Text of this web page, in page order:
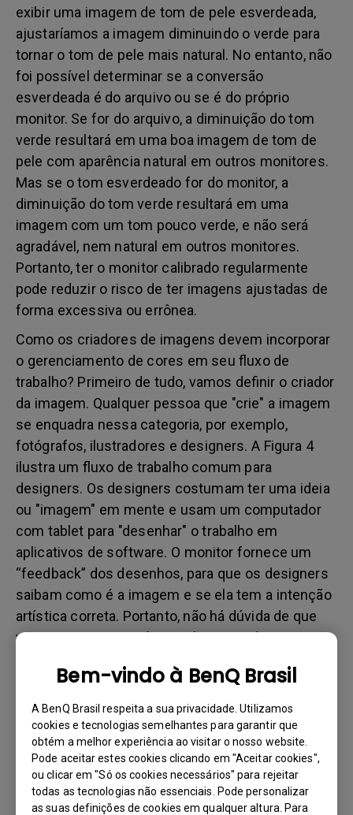
Bem-vindo à BenQ Brasil
A BenQ Brasil respeita a sua privacidade. Utilizamos
cookies e tecnologias semelhantes para garantir que
obtém a melhor experiência ao visitar o nosso website.
Pode aceitar estes cookies clicando em "Aceitar cookies",
ou clicar em "Só os cookies necessários" para rejeitar
todas as tecnologias não essenciais. Pode personalizar
as suas definições de cookies em qualquer altura. Para
exibir uma imagem de tom de pele esverdeada,
ajustaríamos a imagem diminuindo o verde para
tornar o tom de pele mais natural. No entanto, não
foi possível determinar se a conversão
esverdeada é do arquivo ou se é do próprio
monitor. Se for do arquivo, a diminuição do tom
verde resultará em uma boa imagem de tom de
pele com aparência natural em outros monitores.
Mas se o tom esverdeado for do monitor, a
diminuição do tom verde resultará em uma
imagem com um tom pouco verde, e não será
agradável, nem natural em outros monitores.
Portanto, ter o monitor calibrado regularmente
pode reduzir o risco de ter imagens ajustadas de
forma excessiva ou errônea.
Como os criadores de imagens devem incorporar
o gerenciamento de cores em seu fluxo de
trabalho? Primeiro de tudo, vamos definir o criador
da imagem. Qualquer pessoa que "crie" a imagem
se enquadra nessa categoria, por exemplo,
fotógrafos, ilustradores e designers. A Figura 4
ilustra um fluxo de trabalho comum para
designers. Os designers costumam ter uma ideia
ou "imagem" em mente e usam um computador
com tablet para "desenhar" o trabalho em
aplicativos de software. O monitor fornece um
“feedback” dos desenhos, para que os designers
saibam como é a imagem e se ela tem a intenção
artística correta. Portanto, não há dúvida de que
ver as cores certas é crucial para os designers
mente. Portanto, o monitor que eles usam deve
ser calibrado para um conjunto unificado de
parâmetros para garantir que todo o trabalho seja
criado e exibido sob as mesmas condições e para
evitar o exemplo de tom de pele esverdeado
mencionado anteriormente.